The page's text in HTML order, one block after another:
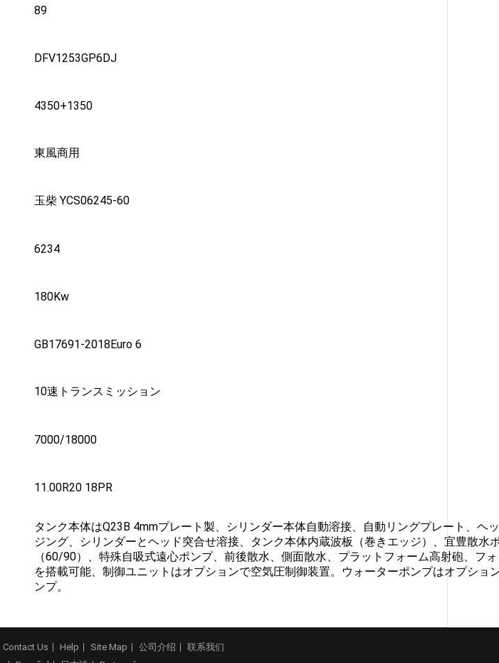
89
DFV1253GP6DJ
4350+1350
東風商用
玉柴 YCS06245-60
6234
180Kw
GB17691-2018Euro 6
10速トランスミッション
7000/18000
11.00R20 18PR
タンク本体はQ23B 4mmプレート製、シリンダー本体自動溶接、自動リングプレート、ヘ
ジング、シリンダーとヘッド突合せ溶接、タンク本体内蔵波板（巻きエッジ）、宜豊散水
（60/90）、特殊自吸式遠心ポンプ、前後散水、側面散水、プラットフォーム高射砲、フ
を搭載可能、制御ユニットはオプションで空気圧制御装置。ウォーターポンプはオプショ
ンプ。
Contact Us Help Site Map 公司介绍
联系我们